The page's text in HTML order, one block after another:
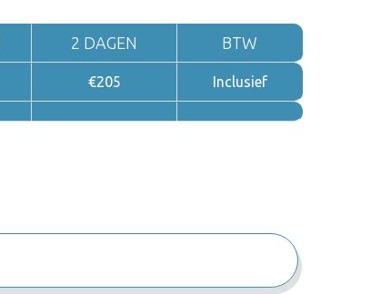
2 DAGEN BTW
€205 Inclusief